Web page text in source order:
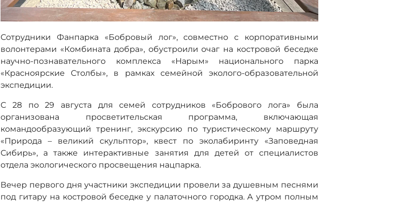
Сотрудники Фанпарка «Бобровый лог», совместно с корпоративными
волонтерами «Комбината добра», обустроили очаг на костровой беседке
научно-познавательного комплекса «Нарым» национального парка
«Красноярские Столбы», в рамках семейной эколого-образовательной
экспедиции.
С 28 по 29 августа для семей сотрудников «Бобрового лога» была
организована просветительская программа, включающая
командообразующий тренинг, экскурсию по туристическому маршруту
«Природа – великий скульптор», квест по эколабиринту «Заповедная
Сибирь», а также интерактивные занятия для детей от специалистов
отдела экологического просвещения нацпарка.
Вечер первого дня участники экспедиции провели за душевным песнями
под гитару на костровой беседке у палаточного городка. А утром полным